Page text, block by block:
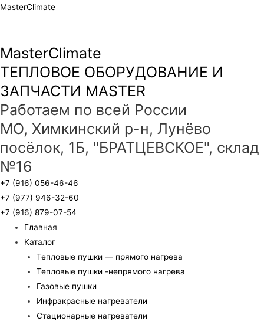
MasterClimate
MasterClimate
ТЕПЛОВОЕ ОБОРУДОВАНИЕ И
ЗАПЧАСТИ MASTER
Работаем по всей России
МО, Химкинский р-н, Лунёво
посёлок, 1Б, "БРАТЦЕВСКОЕ", склад
№16
+7 (916) 056-46-46
+7 (977) 946-32-60
+7 (916) 879-07-54
Главная
Каталог
Тепловые пушки — прямого нагрева
Тепловые пушки -непрямого нагрева
Газовые пушки
Инфракрасные нагреватели
Стационарные нагреватели